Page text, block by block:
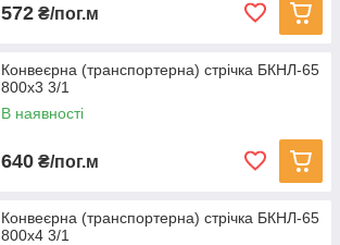
572 ₴/пог.м
Конвеєрна (транспортерна) стрічка БКНЛ-65
800х3 3/1
В наявності
640 ₴/пог.м
Конвеєрна (транспортерна) стрічка БКНЛ-65
800х4 3/1